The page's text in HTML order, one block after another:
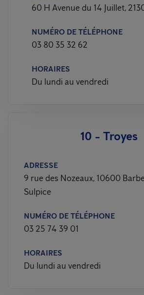
60 H Avenue du 14 Juillet,
NUMÉRO DE TÉLÉPHONE
03 80 35 32 62
HORAIRES
Du lundi au vendredi
10 - Troyes
ADRESSE
9 rue des Nozeaux, 10600
Sulpice
NUMÉRO DE TÉLÉPHONE
03 25 74 39 01
HORAIRES
Du lundi au vendredi